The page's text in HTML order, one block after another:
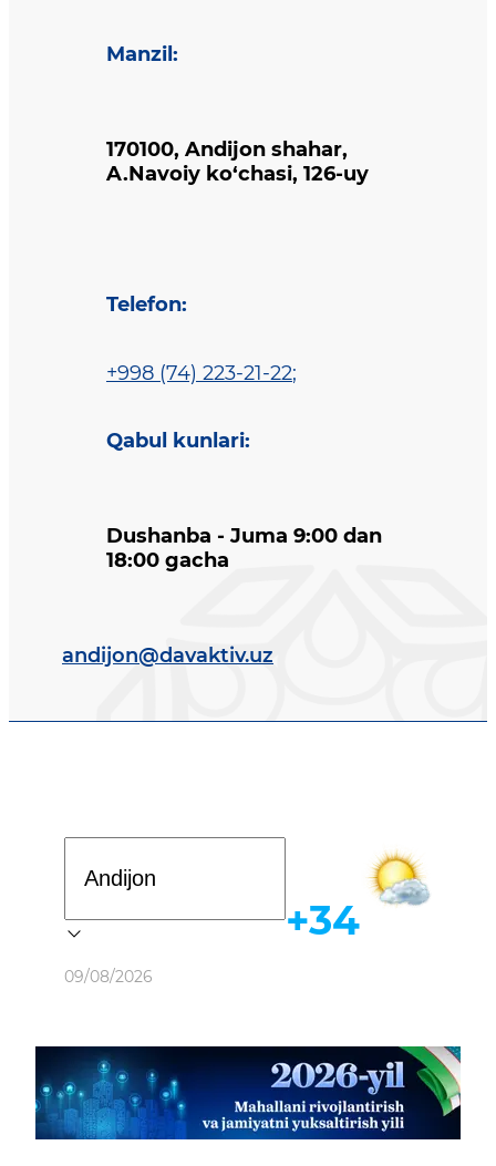
Manzil :
170100, Andijon shahar,
A.Navoiy ko‘chasi, 126-uy
Telefon:
+998 (74) 223-21-22;
Qabul kunlari:
Dushanba - Juma 9:00 dan
18:00 gacha
andijon@davaktiv.uz
Ob-havo
09/08/2026
+34